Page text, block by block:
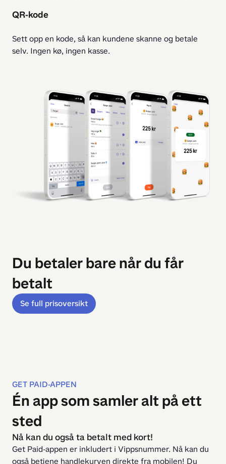
QR-kode
Sett opp en kode, så kan kundene skanne og betale
selv. Ingen kø, ingen kasse.
Du betaler bare når du får
betalt
Se full prisoversikt
GET PAID-APPEN
Én app som samler alt på ett
sted
Nå kan du også ta betalt med kort!
Get Paid-appen er inkludert i Vippsnummer. Nå kan du
også betjene handlekurven direkte fra mobilen! Du